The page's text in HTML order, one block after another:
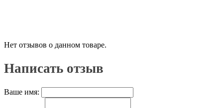
Нет отзывов о данном товаре.
Написать отзыв
Ваше имя: